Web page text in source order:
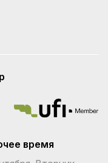
время